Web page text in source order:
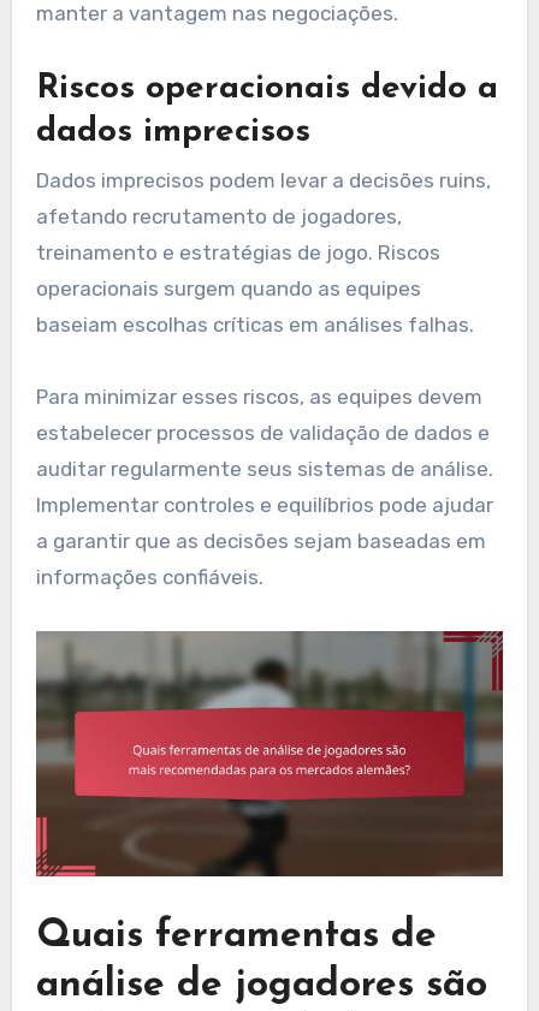
manter a vantagem nas negociações.
Riscos operacionais devido a
dados imprecisos
Dados imprecisos podem levar a decisões ruins,
afetando recrutamento de jogadores,
treinamento e estratégias de jogo. Riscos
operacionais surgem quando as equipes
baseiam escolhas críticas em análises falhas.
Para minimizar esses riscos, as equipes devem
estabelecer processos de validação de dados e
auditar regularmente seus sistemas de análise.
Implementar controles e equilíbrios pode ajudar
a garantir que as decisões sejam baseadas em
informações confiáveis.
Quais ferramentas de
análise de jogadores são